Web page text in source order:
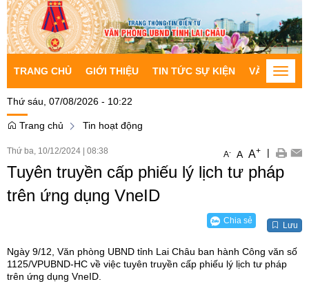
TRANG CHỦ GIỚI THIỆU TIN TỨC SỰ KIỆN VĂN BẢNToggle
Thứ sáu, 07/08/2026 - 10:22
Trang chủ Tin hoạt động
Thứ ba, 10/12/2024 08:38 A- A A+ |
Tuyên truyền cấp phiếu lý lịch tư pháp
trên ứng dụng VneID
Chia sẻ Lưu
Ngày 9/12, Văn phòng UBND tỉnh Lai Châu ban hành Công văn số
1125/VPUBND-HC về việc tuyên truyền cấp phiếu lý lịch tư pháp
trên ứng dụng VneID.